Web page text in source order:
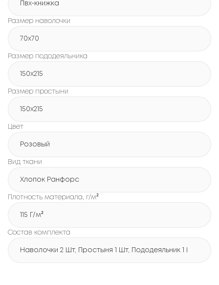
Пвх-книжка
Размер наволочки
70x70
Размер пододеяльника
150х215
Размер простыни
150х215
Цвет
Розовый
Вид ткани
Хлопок Ранфорс
Плотность материала, г/м²
115 Г/м²
Состав комплекта
Наволочки 2 Шт, Простыня 1 Шт, Пододеяльник 1 Шт